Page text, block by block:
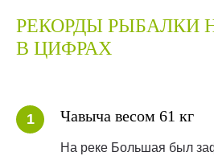
РЕКОРДЫ РЫБАЛКИ
В ЦИФРАХ
Чавыча весом 61 кг
На реке Большая был